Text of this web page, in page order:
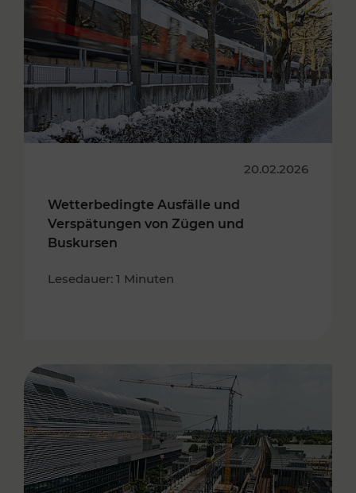
20.02.2026
Wetterbedingte Ausfälle und
Verspätungen von Zügen und
Buskursen
Lesedauer: 1 Minuten